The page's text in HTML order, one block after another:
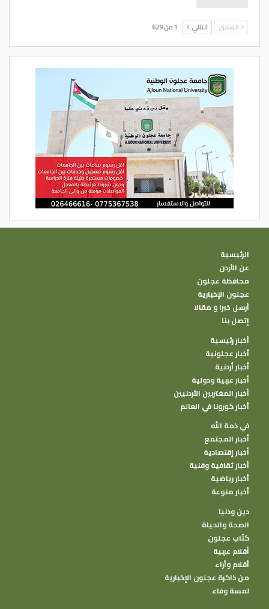
السابق التالي 1 من 629
الرئيسية
عن الأردن
محافظة عجلون
عجلون الإخبارية
أرسل خبرا و مقالا
إتصل بنا
أخبار رئيسية
أخبار عجلونية
أخبار أردنية
أخبار عربية ودولية
أخبار المغتربين الأردنيين
أخبار كورونا في العالم
في ذمة الله
أخبار المجتمع
أخبار إقتصادية
أخبار ثقافية وفنية
أخبار رياضية
أخبار منوعة
دين ودنيا
الصحة والحياة
كتًاب عجلون
أقلام عربية
أقلام وأراء
من ذاكرة عجلون الإخبارية
لمسة وفاء